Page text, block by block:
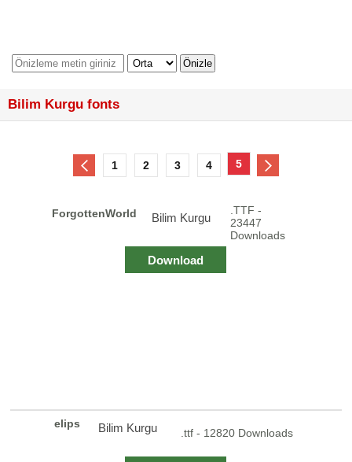
Bilim Kurgu fonts
1 2 3 4 5
ForgottenWorld Bilim Kurgu
.TTF -
23447
Downloads
Download
elips Bilim Kurgu .ttf - 12820 Downloads